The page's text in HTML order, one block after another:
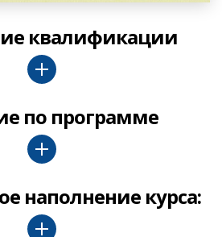
квалификации
по программе
наполнение курса: